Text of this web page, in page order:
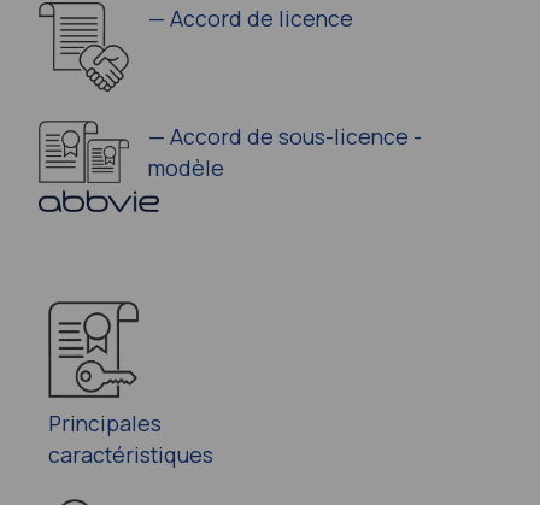
— Accord de licence
— Accord de sous-licence -
modèle
Principales
caractéristiques